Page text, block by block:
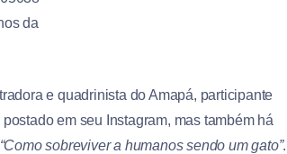
da
e quadrinista do Amapá, participante
em seu Instagram, mas também há
“Como sobreviver a humanos sendo um gato”.